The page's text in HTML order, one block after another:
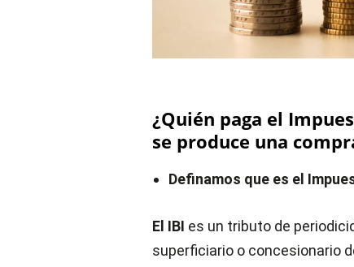
¿Quién paga el
se produce una
Definamos que es el
El IBI es un tributo de
superficiario o concesionario